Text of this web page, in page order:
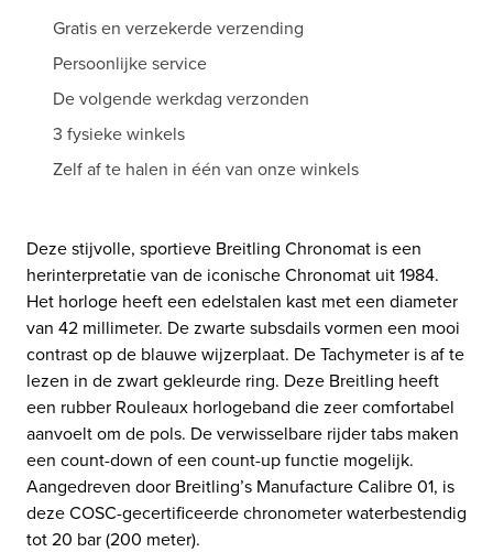
Gratis en verzekerde verzending
Persoonlijke service
De volgende werkdag verzonden
3 fysieke winkels
Zelf af te halen in één van onze winkels
Deze stijvolle, sportieve Breitling Chronomat is een
herinterpretatie van de iconische Chronomat uit 1984.
Het horloge heeft een edelstalen kast met een diameter
van 42 millimeter. De zwarte subsdails vormen een mooi
contrast op de blauwe wijzerplaat. De Tachymeter is af te
lezen in de zwart gekleurde ring. Deze Breitling heeft
een rubber Rouleaux horlogeband die zeer comfortabel
aanvoelt om de pols. De verwisselbare rijder tabs maken
een count-down of een count-up functie mogelijk.
Aangedreven door Breitling’s Manufacture Calibre 01, is
deze COSC-gecertificeerde chronometer waterbestendig
tot 20 bar (200 meter).